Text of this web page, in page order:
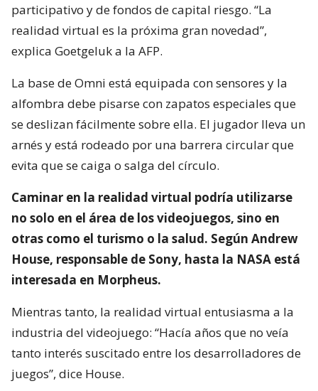
participativo y de fondos de capital riesgo. “La
realidad virtual es la próxima gran novedad”,
explica Goetgeluk a la AFP.
La base de Omni está equipada con sensores y la
alfombra debe pisarse con zapatos especiales que
se deslizan fácilmente sobre ella. El jugador lleva un
arnés y está rodeado por una barrera circular que
evita que se caiga o salga del círculo.
Caminar en la realidad virtual podría utilizarse
no solo en el área de los videojuegos, sino en
otras como el turismo o la salud. Según Andrew
House, responsable de Sony, hasta la NASA está
interesada en Morpheus.
Mientras tanto, la realidad virtual entusiasma a la
industria del videojuego: “Hacía años que no veía
tanto interés suscitado entre los desarrolladores de
juegos”, dice House.